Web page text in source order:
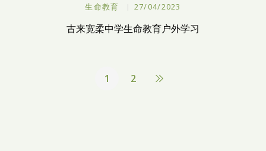
生命教育 27/04/2023
古来宽柔中学生命教育户外学习
1 2